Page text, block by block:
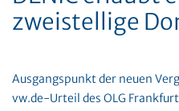
zweistellige
Ausgangspunkt der neuen
vw.de-Urteil des OLG